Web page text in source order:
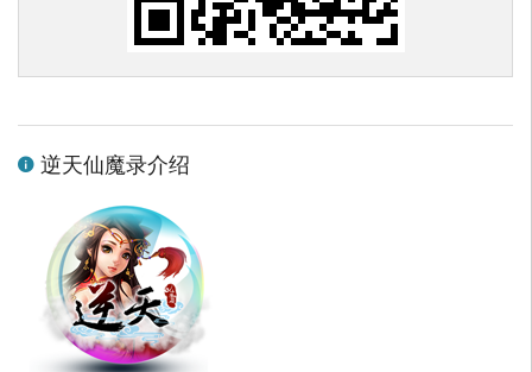
逆天仙魔录介绍